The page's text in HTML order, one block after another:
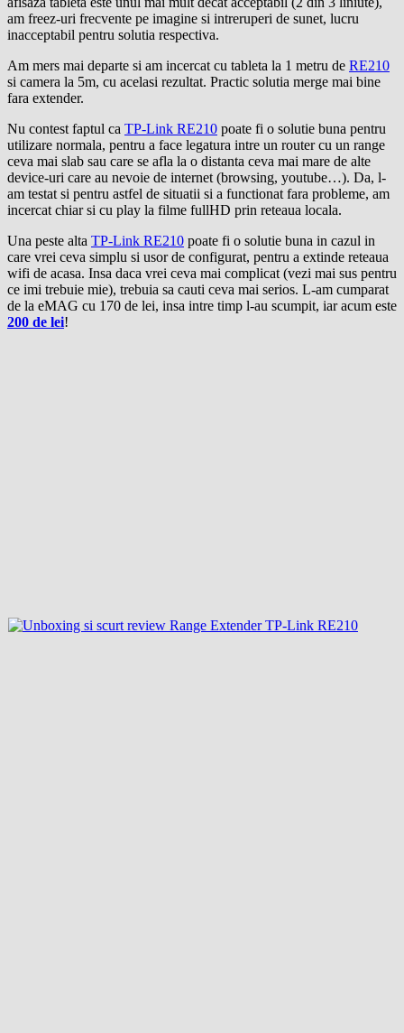
am freez-uri frecvente pe imagine si intreruperi de sunet, lucru
inacceptabil pentru solutia respectiva.
Am mers mai departe si am incercat cu tableta la 1 metru de RE210
si camera la 5m, cu acelasi rezultat. Practic solutia merge mai bine
fara extender.
Nu contest faptul ca TP-Link RE210 poate fi o solutie buna pentru
utilizare normala, pentru a face legatura intre un router cu un range
ceva mai slab sau care se afla la o distanta ceva mai mare de alte
device-uri care au nevoie de internet (browsing, youtube…). Da, l-
am testat si pentru astfel de situatii si a functionat fara probleme, am
incercat chiar si cu play la filme fullHD prin reteaua locala.
Una peste alta TP-Link RE210 poate fi o solutie buna in cazul in
care vrei ceva simplu si usor de configurat, pentru a extinde reteaua
wifi de acasa. Insa daca vrei ceva mai complicat (vezi mai sus pentru
ce imi trebuie mie), trebuia sa cauti ceva mai serios. L-am cumparat
de la eMAG cu 170 de lei, insa intre timp l-au scumpit, iar acum este
200 de lei!